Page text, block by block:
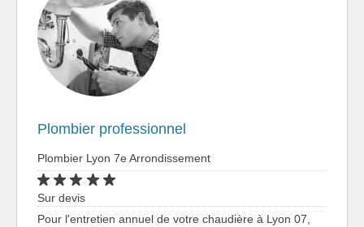
Plombier professionnel
Plombier Lyon 7e Arrondissement
Sur devis
Pour l'entretien annuel de votre chaudière à Lyon 07,